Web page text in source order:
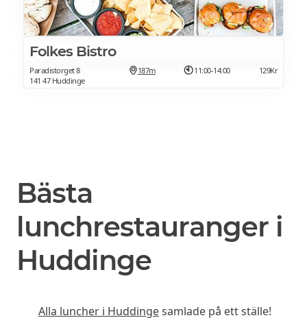
Folkes Bistro
Paradistorget 8
141 47 Huddinge
187m 11:00-14:00 129Kr
Bästa
lunchrestauranger i
Huddinge
Alla luncher i Huddingesamlade på ett ställe!